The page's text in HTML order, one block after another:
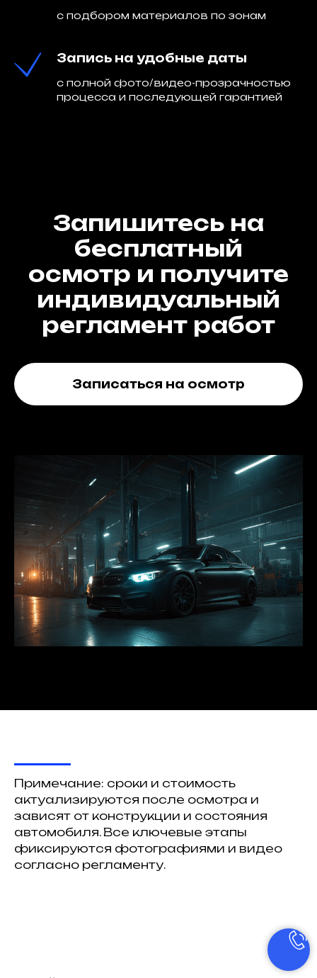
с подбором материалов по зонам
Запись на удобные даты
с полной фото/видео-прозрачностью
процесса и последующей гарантией
Запишитесь на
бесплатный
осмотр и получите
индивидуальный
регламент работ
Записаться на осмотр
Примечание: сроки и стоимость
актуализируются после осмотра и
зависят от конструкции и состояния
автомобиля. Все ключевые этапы
фиксируются фотографиями и видео
согласно регламенту.